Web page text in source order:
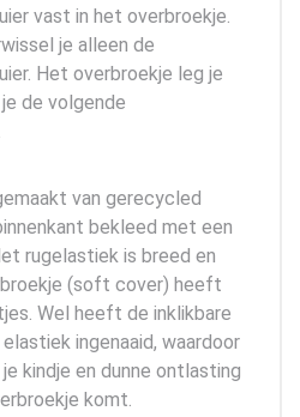
vast in het overbroekje.
je alleen de
Het overbroekje leg je
de volgende
van gerecycled
bekleed met een
rugelastiek is breed en
(soft cover) heeft
Wel heeft de inklikbare
ingenaaid, waardoor
kindje en dunne ontlasting
komt.